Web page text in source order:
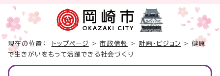
現在の位置： トップページ >市政情報 > 計画・ビジョン > 健康
で生きがいをもって活躍できる社会づくり